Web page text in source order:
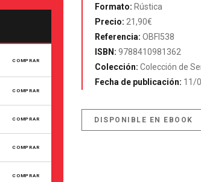
COMPRAR
COMPRAR
COMPRAR
COMPRAR
COMPRAR
Formato: Rústica
Precio: 21,90€
Referencia:OBFI538
ISBN:9788410981362
Colección:Colección de
Fecha de publicación: 11/
DISPONIBLE EN EBOOK